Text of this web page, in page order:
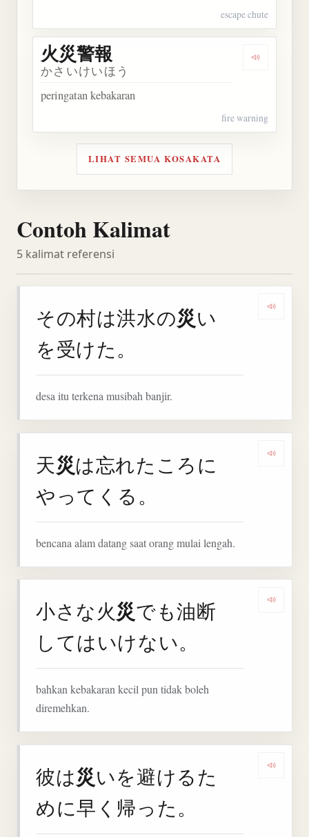
escape chute
Dengarkan
火災警報
かさいけいほう
peringatan kebakaran
fire warning
LIHAT SEMUA KOSAKATA
Contoh Kalimat
5 kalimat referensi
その村は洪水の災い
を受けた。
desa itu terkena musibah banjir.
天災は忘れたころに
やってくる。
bencana alam datang saat orang mulai lengah.
小さな火災でも油断
してはいけない。
bahkan kebakaran kecil pun tidak boleh
diremehkan.
彼は災いを避けるた
めに早く帰った。